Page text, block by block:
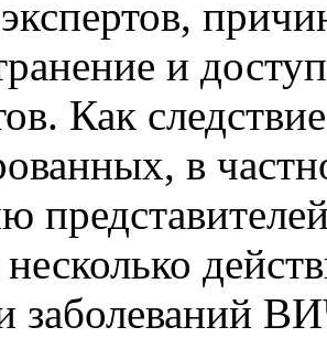
и
Как
в
несколько
заболеваний